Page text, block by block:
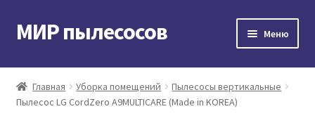
Перейти
к
Перейти
к
МИР пылесосов Меню
Главная
Мой аккаунт
Главная Уборка помещений
Пылесосы вертикальные
Пылесос LG CordZero A9MULTICARE (Made in KOREA)